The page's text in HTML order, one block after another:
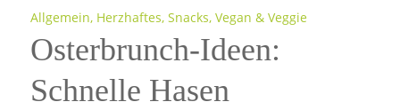
Allgemein, Herzhaftes, Snacks, Vegan & Veggie
Osterbrunch-Ideen:
Schnelle Hasen